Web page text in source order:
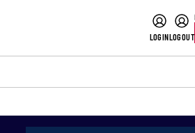
LOGINLOGOUT